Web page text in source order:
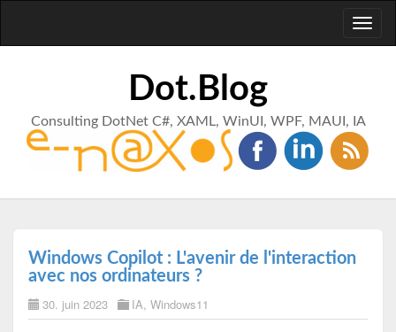
Dot.Blog
Consulting DotNet C#, XAML, WinUI, WPF, MAUI, IA
Windows Copilot : L'avenir de l'interaction
avec nos ordinateurs ?
30. juin 2023 IA, Windows11